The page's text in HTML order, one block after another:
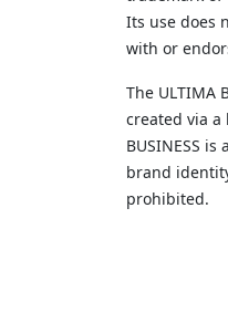
Its use does
with or
The ULTIMA
created via a
BUSINESS
brand
prohibited.